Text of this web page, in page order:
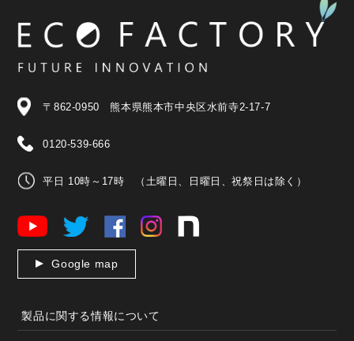
〒862-0950 熊本県熊本市中央区水前寺2-17-7
0120-539-666
平日 10時～17時 （土曜日、日曜日、祝祭日は除く）
Google map
製品に関する情報について